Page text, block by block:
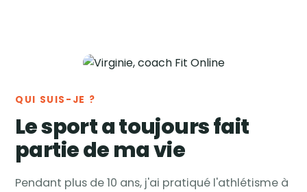
QUI SUIS-JE ?
Le sport a toujours fait
partie de ma vie
Pendant plus de 10 ans, j'ai pratiqué l'athlétisme à